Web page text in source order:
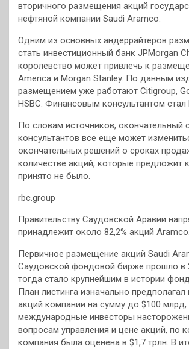
вторичного размещения акций
нефтяной компании Saudi Aramco.
Одним из основных андеррайтеров
стать инвестиционный банк JPMorgan
королевство может привлечь к
America и Morgan Stanley. По данным
размещением уже работают Citigroup,
HSBC. Финансовым консультантом стал
По словам источников, окончательный
консультантов все еще может
окончательных решений о сроках
количестве акций, которые предложит
принято не было.
rbc.group
Правительству Саудовской Аравии
принадлежит около 82,2% акций Aramco.
Первичное размещение акций Saudi
Саудовской фондовой бирже прошло в
тогда стало крупнейшим в истории
План листинга изначально предполагал
акций компании на сумму до $100 млрд,
международные инвесторы
вопросам управления и цене акций, по
компания была оценена в $1,7 трлн. В